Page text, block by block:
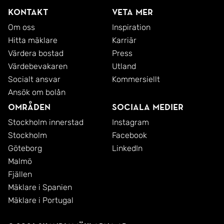
Kontakt
Om oss
Hitta mäklare
Värdera bostad
Värdebevakaren
Socialt ansvar
Ansök om bolån
Veta mer
Inspiration
Karriär
Press
Utland
Kommersiellt
Områden
Stockholm innerstad
Stockholm
Göteborg
Malmö
Fjällen
Mäklare i Spanien
Mäklare i Portugal
Sociala medier
Instagram
Facebook
LinkedIn